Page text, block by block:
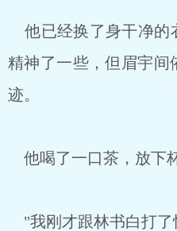
他已经换了身干净的
精神了一些，但眉宇间
迹。
他喝了一口茶，放下
"我刚才跟林书白打了